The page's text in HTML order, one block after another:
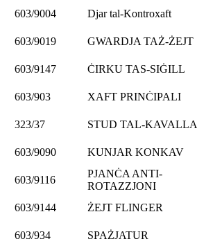
603/9004 Djar tal-Kontroxaft
603/9019
GWARDJA TAŻ-ŻEJT
603/9147
ĊIRKU TAS-SIĠILL
603/903
XAFT PRINĊIPALI
323/37
STUD TAL-KAVALLA
603/9090
KUNJAR KONKAV
603/9116
PJANĊA ANTI-
ROTAZZJONI
603/9144
ŻEJT FLINGER
603/934
SPAŻJATUR